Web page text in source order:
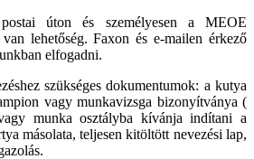
úton és személyesen a MEOE
lehetőség. Faxon és e-mailen érkező
elfogadni.
szükséges dokumentumok: a kutya
vagy munkavizsga bizonyítványa (
munka osztályba kívánja indítani a
másolata, teljesen kitöltött nevezési lap,